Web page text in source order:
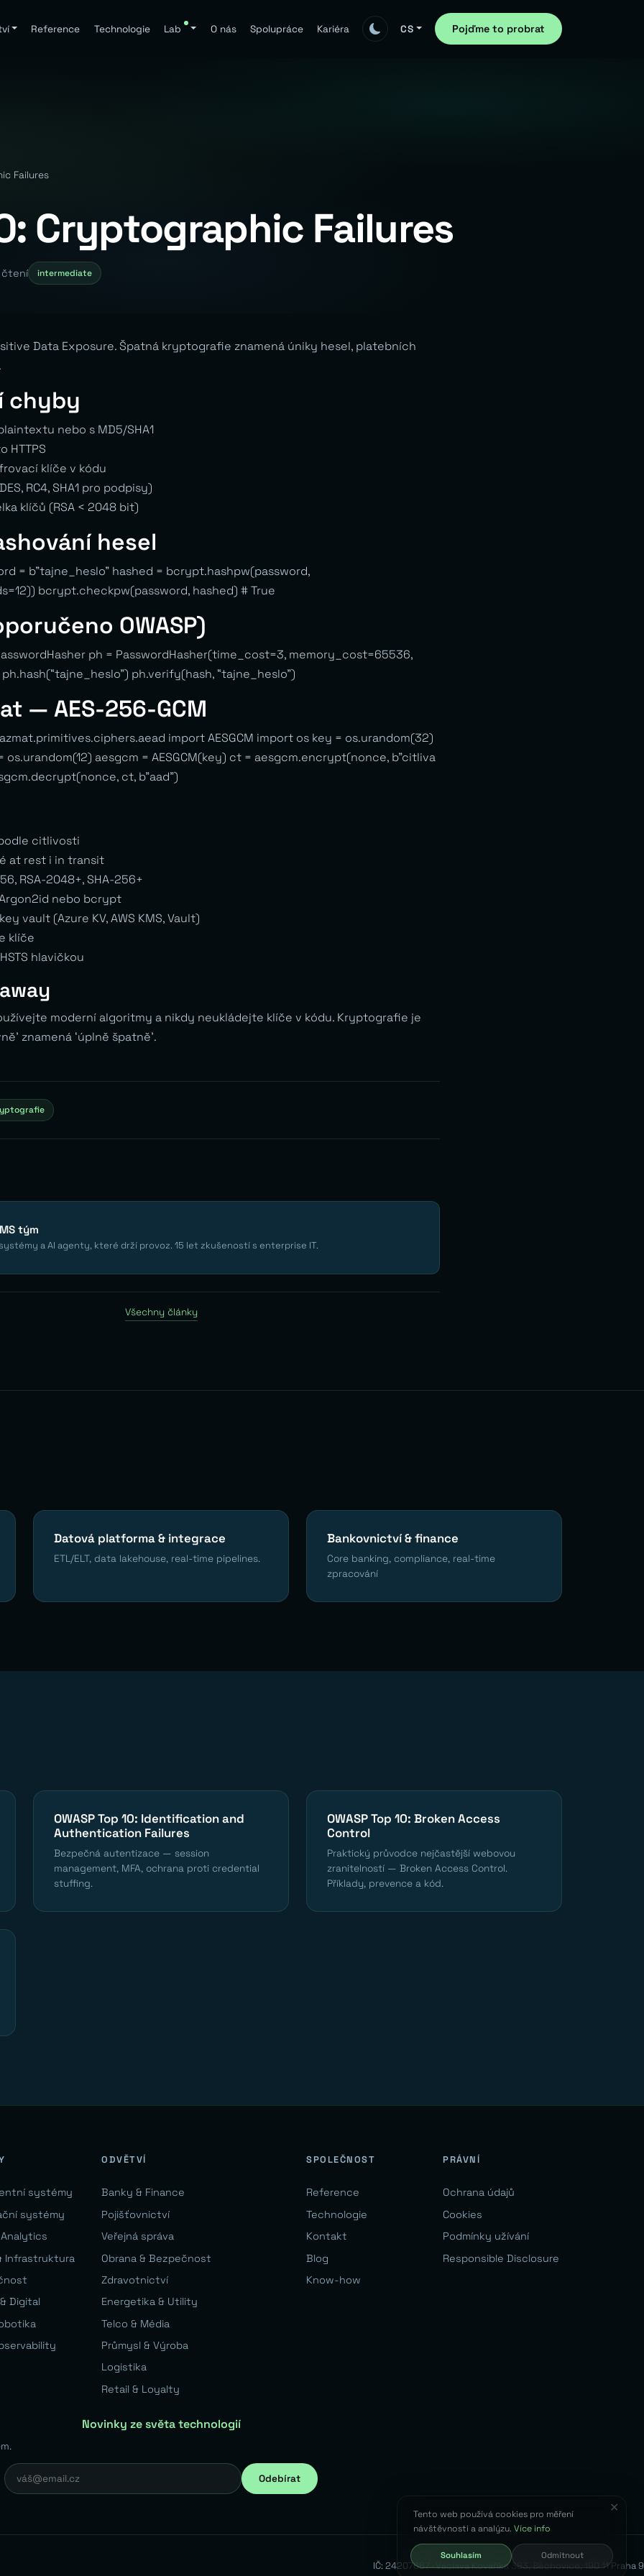
Reference Technologie Lab O nás Spolupráce Kariéra CS Pojďme to probrat
Failures
Cryptographic Failures
čtení intermediate
Data Exposure. Špatná kryptografie znamená úniky hesel, platebních
chyby
nebo s MD5/SHA1
HTTPS
klíče v kódu
RC4, SHA1 pro podpisy)
klíčů (RSA < 2048 bit)
hesel
= b”tajne_heslo” hashed = bcrypt.hashpw(password,
bcrypt.checkpw(password, hashed) # True
OWASP)
ph = PasswordHasher(time_cost=3, memory_cost=65536,
ph.verify(hash, “tajne_heslo”)
— AES-256-GCM
import AESGCM import os key = os.urandom(32)
aesgcm = AESGCM(key) ct = aesgcm.encrypt(nonce, b”citliva
ct, b”aad”)
citlivosti
at rest i in transit
RSA-2048+, SHA-256+
nebo bcrypt
vault (Azure KV, AWS KMS, Vault)
klíče
hlavičkou
moderní algoritmy a nikdy neukládejte klíče v kódu. Kryptografie je
znamená ‘úplně špatně’.
tým
a AI agenty, které drží provoz. 15 let zkušeností s enterprise IT.
Všechny články
Datová platforma & integrace
ETL/ELT, data lakehouse, real-time pipelines.
Bankovnictví & finance
Core banking, compliance, real-time
zpracování
OWASP Top 10: Identification and
Authentication Failures
Bezpečná autentizace — session
management, MFA, ochrana proti credential
stuffing.
OWASP Top 10: Broken Access
Control
Praktický průvodce nejčastější webovou
zranitelností — Broken Access Control.
Příklady, prevence a kód.
systémy
systémy
Infrastruktura
Digital
ODVĚTVÍ
Banky & Finance
Pojišťovnictví
Veřejná správa
Obrana & Bezpečnost
Zdravotnictví
Energetika & Utility
Telco & Média
Průmysl & Výroba
Logistika
Retail & Loyalty
SPOLEČNOST
Reference
Technologie
Kontakt
Blog
Know-how
PRÁVNÍ
Ochrana údajů
Cookies
Podmínky užívání
Responsible Disclosure
Novinky ze světa technologií
Odebírat
IČ: 24207667 · Václava Kovaříka 383, Běchovice, 190 11 Praha 9
✕
Tento web používá cookies pro měření
návštěvnosti a analýzu.Více info
Souhlasím Odmítnout